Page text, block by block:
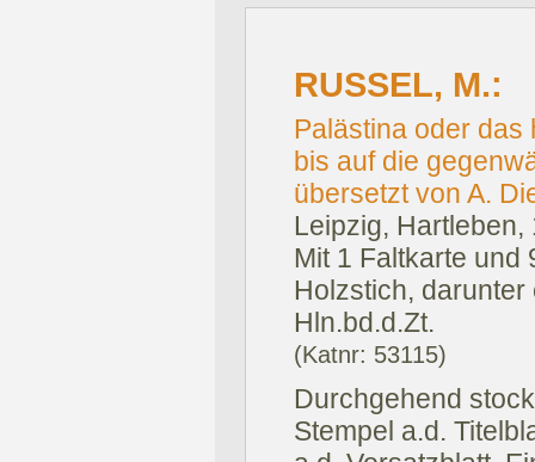
RUSSEL, M.:
Palästina oder das
bis auf die
übersetzt von A.
Leipzig, Hartleben,
Mit 1 Faltkarte und
Holzstich, darunter
Hln.bd.d.Zt.
(Katnr: 53115)
Durchgehend
Stempel a.d.